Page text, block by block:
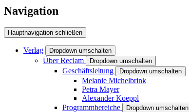
Navigation
Hauptnavigation schließen
Verlag Dropdown umschalten
Über Reclam Dropdown umschalten
Geschäftsleitung Dropdown umschalten
Melanie Michelbrink
Petra Mayer
Alexander Koeppl
Programmbereiche
Dropdown umschalten